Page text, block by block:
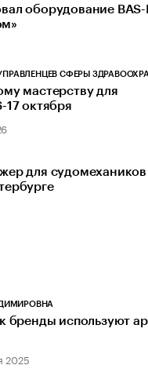
оборудование BAS-
СФЕРЫ
мастерству для
17 октября
для судомехаников
бренды используют
2025